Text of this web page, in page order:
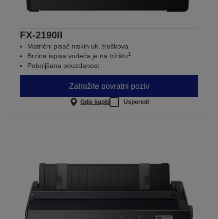
FX-2190II
Matrični pisač niskih uk. troškova
Brzina ispisa vodeća je na tržištu1
Poboljšana pouzdanost
Zatražite povratni poziv
Gdje kupiti Usporedi